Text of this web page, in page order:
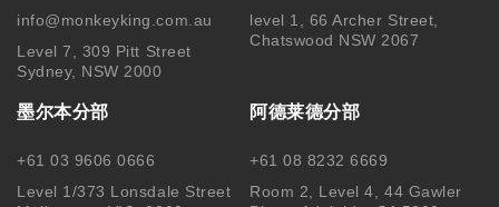
info@monkeyking.com.au
Level 7, 309 Pitt Street
Sydney, NSW 2000
level 1, 66 Archer Street,
Chatswood NSW 2067
墨尔本分部
+61 03 9606 0666
Level 1/373 Lonsdale Street
阿德莱德分部
+61 08 8232 6669
Room 2, Level 4, 44 Gawler